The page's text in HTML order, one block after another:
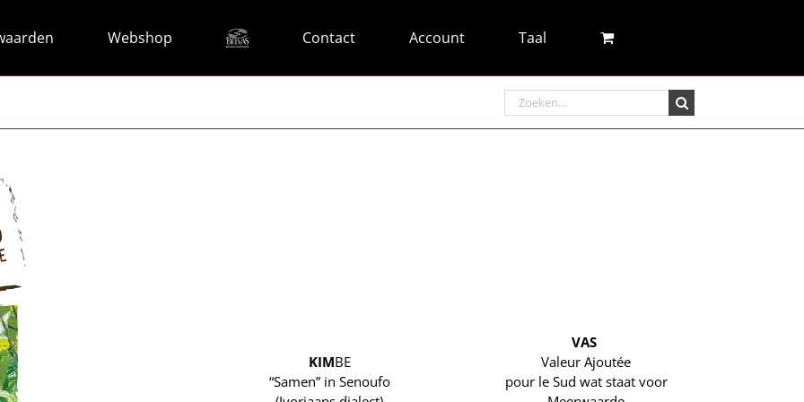
Webshop Contact Account Taal
Search
for:
KIMBE
“Samen” in Senoufo
VAS
Valeur Ajoutée
pour le Sud wat staat voor